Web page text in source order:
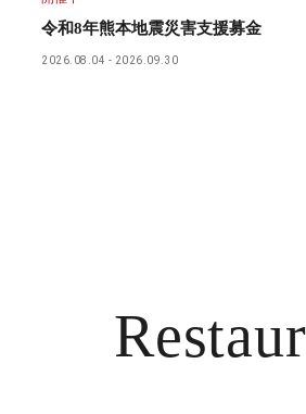
令和8年熊本地震災害支援募金
2026.08.04 2026.09.30